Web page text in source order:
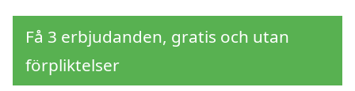
Få 3 erbjudanden, gratis och utan
förpliktelser